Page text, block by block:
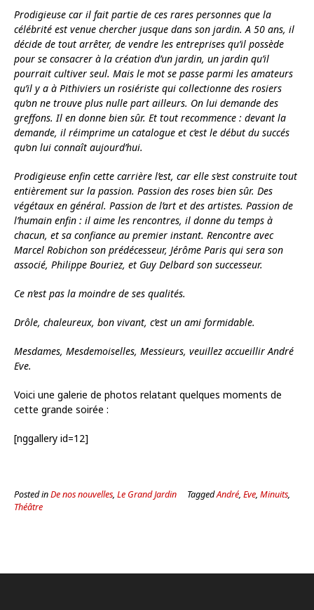
Prodigieuse car il fait partie de ces rares personnes que la
célébrité est venue chercher jusque dans son jardin. A 50 ans, il
décide de tout arrêter, de vendre les entreprises qu’il possède
pour se consacrer à la création d’un jardin, un jardin qu’il
pourrait cultiver seul. Mais le mot se passe parmi les amateurs
qu’il y a à Pithiviers un rosiériste qui collectionne des rosiers
qu’on ne trouve plus nulle part ailleurs. On lui demande des
greffons. Il en donne bien sûr. Et tout recommence : devant la
demande, il réimprime un catalogue et c’est le début du succés
qu’on lui connaît aujourd’hui.
Prodigieuse enfin cette carrière l’est, car elle s’est construite tout
entièrement sur la passion. Passion des roses bien sûr. Des
végétaux en général. Passion de l’art et des artistes. Passion de
l’humain enfin : il aime les rencontres, il donne du temps à
chacun, et sa confiance au premier instant. Rencontre avec
Marcel Robichon son prédécesseur, Jérôme Paris qui sera son
associé, Philippe Bouriez, et Guy Delbard son successeur.
Ce n’est pas la moindre de ses qualités.
Drôle, chaleureux, bon vivant, c’est un ami formidable.
Mesdames, Mesdemoiselles, Messieurs, veuillez accueillir André
Eve.
Voici une galerie de photos relatant quelques moments de
cette grande soirée :
[nggallery id=12]
Posted inDe nos nouvelles, Le Grand Jardin TaggedAndré, Eve, Minuits,
Théâtre